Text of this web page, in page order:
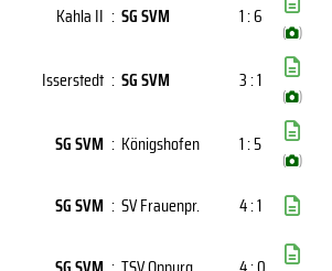
Kahla II : SG SVM 1 : 6
( )
Isserstedt : SG SVM 3 : 1
( )
SG SVM : Königshofen 1 : 5
( )
SG SVM : SV Frauenpr.
4 : 1